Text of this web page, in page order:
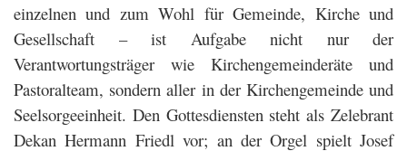
einzelnen und zum Wohl für Gemeinde, Kirche und
Gesellschaft – ist Aufgabe nicht nur der
Verantwortungsträger wie Kirchengemeinderäte und
Pastoralteam, sondern aller in der Kirchengemeinde und
Seelsorgeeinheit. Den Gottesdiensten steht als Zelebrant
Dekan Hermann Friedl vor; an der Orgel spielt Josef